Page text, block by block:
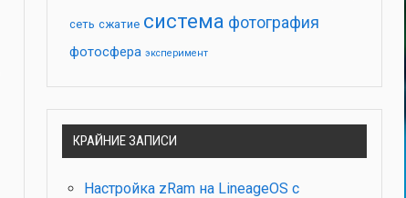
сеть сжатие система фотография
фотосфера эксперимент
КРАЙНИЕ ЗАПИСИ
Настройка zRam на LineageOS с